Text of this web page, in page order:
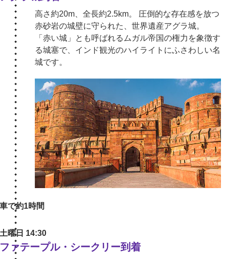
高さ約20m、全長約2.5km。 圧倒的な存在感を放つ
赤砂岩の城壁に守られた、世界遺産アグラ城。
「赤い城」とも呼ばれるムガル帝国の権力を象徴す
る城塞で、インド観光のハイライトにふさわしい名
城です。
車で約1時間
土曜日 14:30
ファテープル・シークリー到着